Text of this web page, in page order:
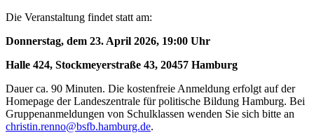
Die Veranstaltung findet statt am:
Donnerstag, dem 23. April 2026, 19:00 Uhr
Halle 424, Stockmeyerstraße 43, 20457 Hamburg
Dauer ca. 90 Minuten. Die kostenfreie Anmeldung erfolgt auf der
Homepage der Landeszentrale für politische Bildung Hamburg. Bei
Gruppenanmeldungen von Schulklassen wenden Sie sich bitte an
christin.renno@bsfb.hamburg.de.